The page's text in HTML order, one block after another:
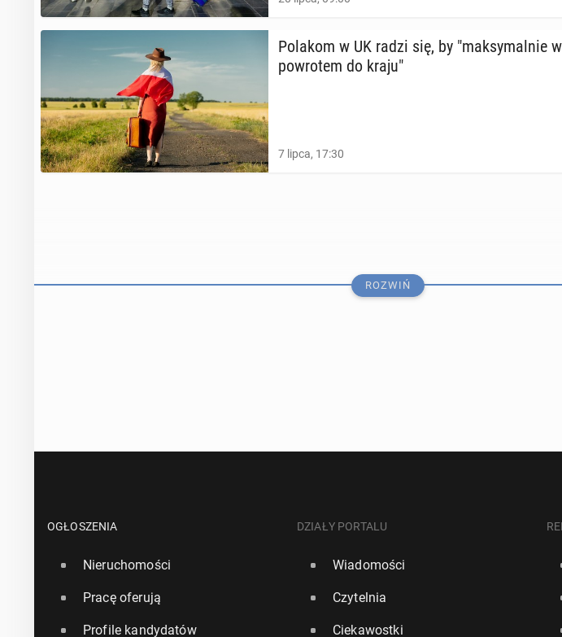
Polakom w UK radzi się, by "mak­sy­mal­nie
po­wro­tem do kraju"
7 lipca, 17:30
Bry­tyj­ski rząd uru­cho­mi nowe legalne
ROZWIŃ
OGŁOSZENIA
Nieruchomości
Pracę oferują
Profile kandydatów
DZIAŁY PORTALU
Wiadomości
Czytelnia
Ciekawostki